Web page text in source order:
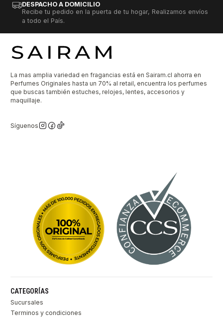
DESPACHO A DOMICILIO
Recibe tu pedido en la puerta de tu hogar, Realizamos envíos
a todo el País.
La mas amplia variedad en fragancias está en Sairam.cl ahorra en
Perfumes Originales hasta un 70% al retail, encuentra los perfumes
que buscas también estuches, relojes, lentes, accesorios y
maquillaje.
Síguenos
CATEGORÍAS
Sucursales
Terminos y condiciones